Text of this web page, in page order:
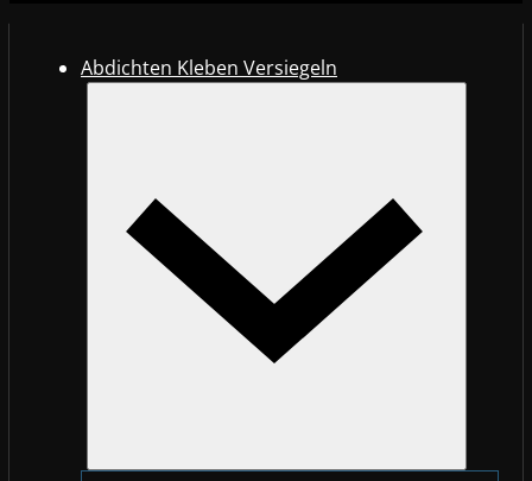
Abdichten Kleben Versiegeln